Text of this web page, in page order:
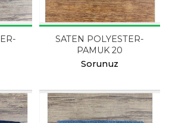
SATEN POLYESTER-
PAMUK 20
Sorunuz